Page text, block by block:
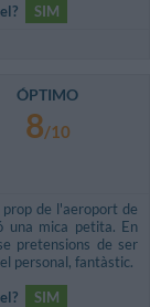
SIM
ÓPTIMO
8/10
de l'aeroport de
una mica petita. En
pretensions de ser
personal, fantàstic.
SIM